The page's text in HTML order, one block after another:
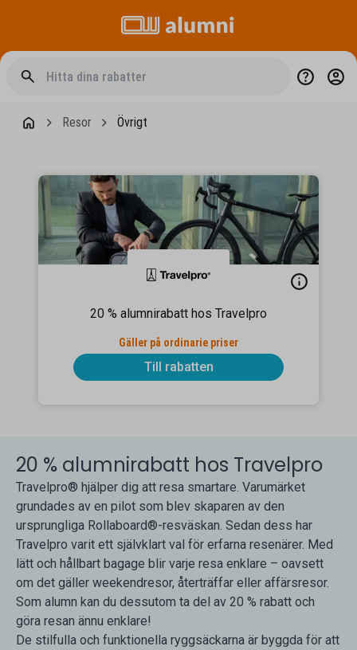
Resor Övrigt
20 % alumnirabatt hos Travelpro
Gäller på ordinarie priser
Till rabatten
20 % alumnirabatt hos Travelpro
Travelpro® hjälper dig att resa smartare. Varumärket
grundades av en pilot som blev skaparen av den
ursprungliga Rollaboard®-resväskan. Sedan dess har
Travelpro varit ett självklart val för erfarna resenärer. Med
lätt och hållbart bagage blir varje resa enklare – oavsett
om det gäller weekendresor, återträffar eller affärsresor.
Som alumn kan du dessutom ta del av 20 % rabatt och
göra resan ännu enklare!
De stilfulla och funktionella ryggsäckarna är byggda för att